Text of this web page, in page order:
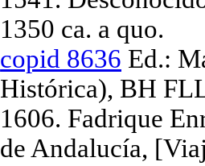
1350 ca. a quo.
copid 8636 Ed.:
Histórica), BH
1606. Fadrique
de Andalucía,